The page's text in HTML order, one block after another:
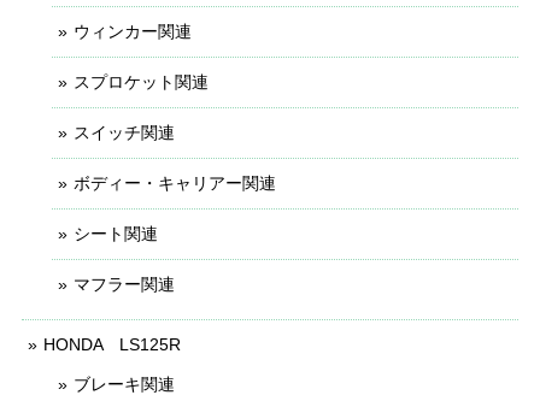
ウィンカー関連
スプロケット関連
スイッチ関連
ボディー・キャリアー関連
シート関連
マフラー関連
HONDA LS125R
ブレーキ関連